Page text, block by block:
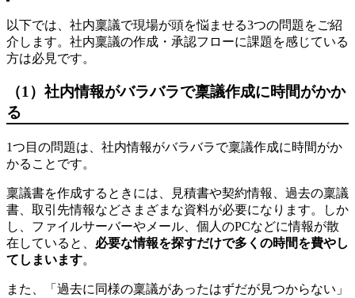
以下では、社内稟議で現場が頭を悩ませる3つの問題をご紹
介します。社内稟議の作成・承認フローに課題を感じている
方は必見です。
（1）社内情報がバラバラで稟議作成に時間がかか
る
1つ目の問題は、社内情報がバラバラで稟議作成に時間がか
かることです。
稟議書を作成するときには、見積書や契約情報、過去の稟議
書、取引先情報などさまざまな資料が必要になります。しか
し、ファイルサーバーやメール、個人のPCなどに情報が散
在していると、 必要な情報を探すだけで多くの時間を費やし
てしまいます。
また、「過去に同様の稟議があったはずだが見つからない」